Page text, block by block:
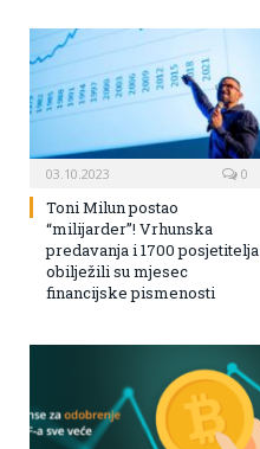
03.10.2023 0
Toni Milun postao
“milijarder”! Vrhunska
predavanja i 1700 posjetitelja
obilježili su mjesec
financijske pismenosti